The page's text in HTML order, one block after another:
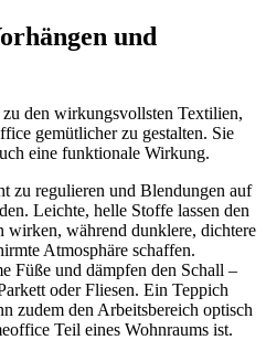
und
den wirkungsvollsten Textilien,
gemütlicher zu gestalten. Sie
eine funktionale Wirkung.
zu regulieren und Blendungen auf
Leichte, helle Stoffe lassen den
wirken, während dunklere, dichtere
Atmosphäre schaffen.
Füße und dämpfen den Schall –
oder Fliesen. Ein Teppich
zudem den Arbeitsbereich optisch
Teil eines Wohnraums ist.